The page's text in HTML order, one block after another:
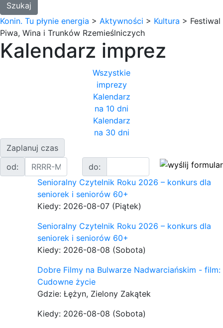
Konin. Tu płynie energia > Aktywności > Kultura > Festiwal
Piwa, Wina i Trunków Rzemieślniczych
Kalendarz imprez
Wszystkie
imprezy
Kalendarz
na 10 dni
Kalendarz
na 30 dni
Zaplanuj czas
od:
do:
Senioralny Czytelnik Roku 2026 – konkurs dla
seniorek i seniorów 60+
Kiedy: 2026-08-07 (Piątek)
Senioralny Czytelnik Roku 2026 – konkurs dla
seniorek i seniorów 60+
Kiedy: 2026-08-08 (Sobota)
Dobre Filmy na Bulwarze Nadwarciańskim - film:
Cudowne życie
Gdzie: Łężyn, Zielony Zakątek
Kiedy: 2026-08-08 (Sobota)